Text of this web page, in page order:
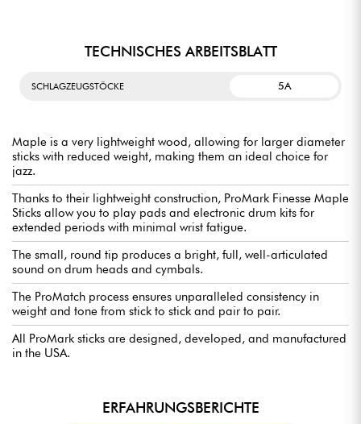
TECHNISCHES ARBEITSBLATT
SCHLAGZEUGSTÖCKE 5A
Maple is a very lightweight wood, allowing for larger diameter
sticks with reduced weight, making them an ideal choice for
jazz.
Thanks to their lightweight construction, ProMark Finesse Maple
Sticks allow you to play pads and electronic drum kits for
extended periods with minimal wrist fatigue.
The small, round tip produces a bright, full, well-articulated
sound on drum heads and cymbals.
The ProMatch process ensures unparalleled consistency in
weight and tone from stick to stick and pair to pair.
All ProMark sticks are designed, developed, and manufactured
in the USA.
ERFAHRUNGSBERICHTE